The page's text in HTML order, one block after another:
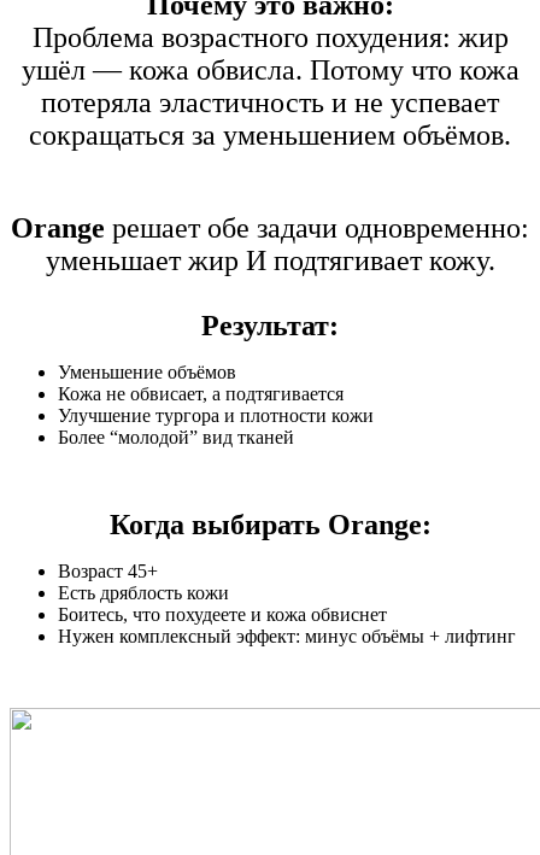
Проблема возрастного похудения: жир
ушёл — кожа обвисла. Потому что кожа
потеряла эластичность и не успевает
сокращаться за уменьшением объёмов.
Orange решает обе задачи одновременно:
уменьшает жир И подтягивает кожу.
Результат:
Уменьшение объёмов
Кожа не обвисает, а подтягивается
Улучшение тургора и плотности кожи
Более “молодой” вид тканей
Когда выбирать Orange:
Возраст 45+
Есть дряблость кожи
Боитесь, что похудеете и кожа обвиснет
Нужен комплексный эффект: минус объёмы + лифтинг